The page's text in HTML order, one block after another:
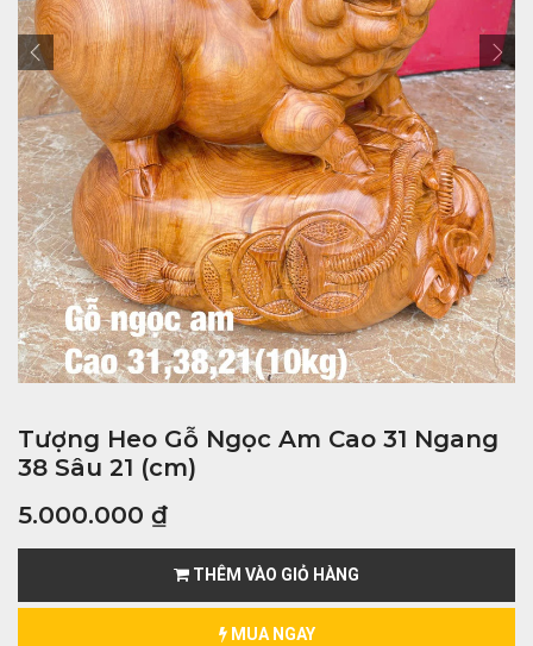
Tượng Heo Gỗ Ngọc Am Cao 31 Ngang
38 Sâu 21 (cm)
5.000.000 ₫
THÊM VÀO GIỎ HÀNG
MUA NGAY